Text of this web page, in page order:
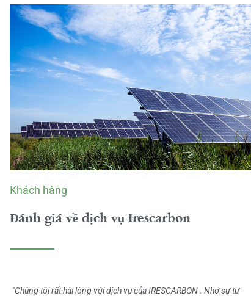
Khách hàng
Đánh giá về dịch vụ Irescarbon
"Chúng tôi rất hài lòng với dịch vụ của IRESCARBON . Nhờ sự tư